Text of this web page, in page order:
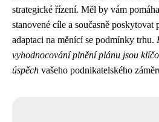
strategické řízení. Měl by vám
stanovené cíle a současně poskytovat
adaptaci na měnící se podmínky trhu.
vyhodnocování plnění plánu jsou
úspěch vašeho podnikatelského